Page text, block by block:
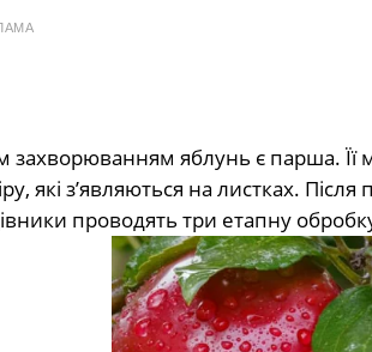
яблунь є парша.
які з’являються на листках.
проводять три етапну